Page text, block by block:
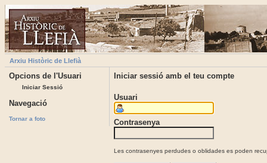
Arxiu Històric de Llefià
Opcions de l'Usuari
Iniciar Sessió
Navegació
Tornar a foto
Iniciar sessió amb el teu compte
Usuari
Contrasenya
Les contrasenyes perdudes o oblidades es poden